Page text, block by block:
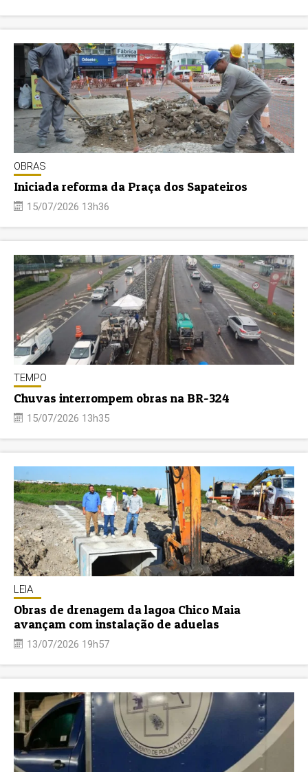
OBRAS
Iniciada reforma da Praça dos Sapateiros
15/07/2026 13h36
TEMPO
Chuvas interrompem obras na BR-324
15/07/2026 13h35
LEIA
Obras de drenagem da lagoa Chico Maia
avançam com instalação de aduelas
13/07/2026 19h57